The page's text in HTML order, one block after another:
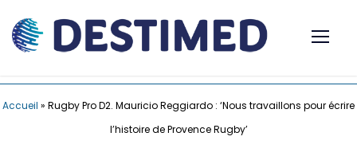
Accueil » Rugby Pro D2. Mauricio Reggiardo : ‘Nous travaillons pour écrire
l’histoire de Provence Rugby’